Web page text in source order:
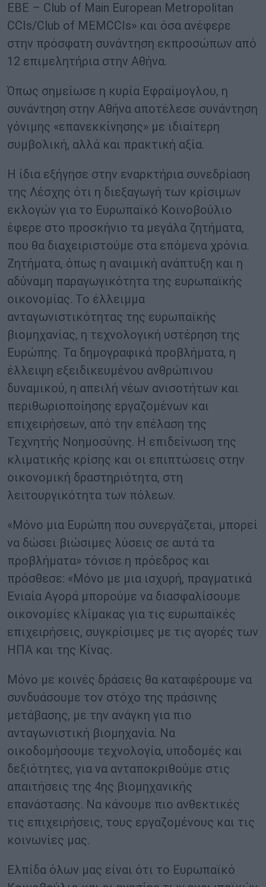
ΕΒΕ – Club of Main European Metropolitan
CCIs/Club of MEMCCIs» και όσα ανέφερε
στην πρόσφατη συνάντηση εκπροσώπων από
12 επιμελητήρια στην Αθήνα.
Όπως σημείωσε η κυρία Εφραίμογλου, η
συνάντηση στην Αθήνα αποτέλεσε συνάντηση
γόνιμης «επανεκκίνησης» με ιδιαίτερη
συμβολική, αλλά και πρακτική αξία.
Η ίδια εξήγησε στην εναρκτήρια συνεδρίαση
της Λέσχης ότι η διεξαγωγή των κρίσιμων
εκλογών για το Ευρωπαϊκό Κοινοβούλιο
έφερε στο προσκήνιο τα μεγάλα ζητήματα,
που θα διαχειριστούμε στα επόμενα χρόνια.
Ζητήματα, όπως η αναιμική ανάπτυξη και η
αδύναμη παραγωγικότητα της ευρωπαϊκής
οικονομίας. Το έλλειμμα
ανταγωνιστικότητας της ευρωπαϊκής
βιομηχανίας, η τεχνολογική υστέρηση της
Ευρώπης. Τα δημογραφικά προβλήματα, η
έλλειψη εξειδικευμένου ανθρώπινου
δυναμικού, η απειλή νέων ανισοτήτων και
περιθωριοποίησης εργαζομένων και
επιχειρήσεων, από την επέλαση της
Τεχνητής Νοημοσύνης. Η επιδείνωση της
κλιματικής κρίσης και οι επιπτώσεις στην
οικονομική δραστηριότητα, στη
λειτουργικότητα των πόλεων.
«Μόνο μια Ευρώπη που συνεργάζεται, μπορεί
να δώσει βιώσιμες λύσεις σε αυτά τα
προβλήματα» τόνισε η πρόεδρος και
πρόσθεσε: «Μόνο με μια ισχυρή, πραγματικά
Ενιαία Αγορά μπορούμε να διασφαλίσουμε
οικονομίες κλίμακας για τις ευρωπαϊκές
επιχειρήσεις, συγκρίσιμες με τις αγορές των
ΗΠΑ και της Κίνας.
Μόνο με κοινές δράσεις θα καταφέρουμε να
συνδυάσουμε τον στόχο της πράσινης
μετάβασης, με την ανάγκη για πιο
ανταγωνιστική βιομηχανία. Να
οικοδομήσουμε τεχνολογία, υποδομές και
δεξιότητες, για να ανταποκριθούμε στις
απαιτήσεις της 4ης βιομηχανικής
επανάστασης. Να κάνουμε πιο ανθεκτικές
τις επιχειρήσεις, τους εργαζομένους και τις
κοινωνίες μας.
Ελπίδα όλων μας είναι ότι το Ευρωπαϊκό